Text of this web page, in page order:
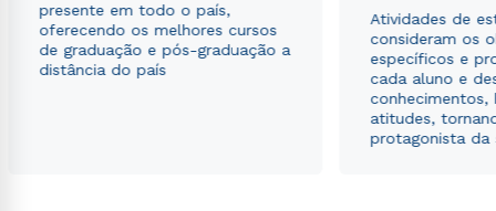
presente em todo o país,
oferecendo os melhores cursos
de graduação e pós-graduação a
distância do país
Atividades de
consideram os
específicos e
cada aluno e
conhecimentos,
atitudes,
protagonista da
Estou de acordo com aPolítica de Privacidade.
autorizo que meus dados sejam utilizados para o